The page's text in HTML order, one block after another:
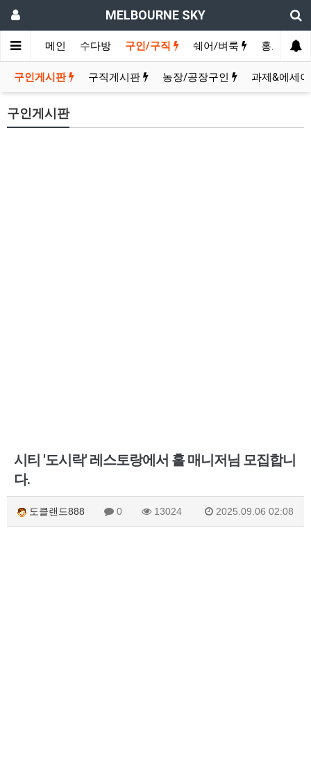
MELBOURNE SKY
메인 수다방 구인/구직 쉐어/벼룩 홍보방
구인게시판 구직게시판 농장/공장구인 과제&에세이
구인게시판
시티 '도시락' 레스토랑에서 홀 매니저님 모집합니
다.
도클랜드888 0 13024 2025.09.06 02:08